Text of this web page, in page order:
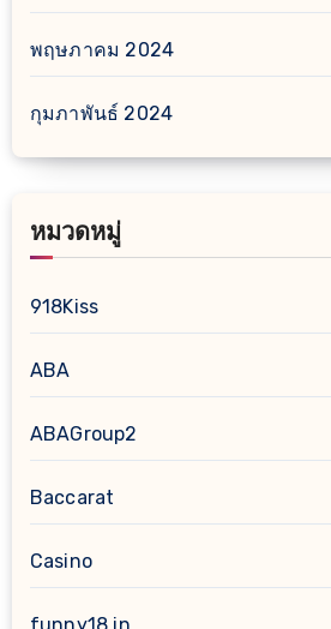
พฤษภาคม 2024
กุมภาพันธ์ 2024
หมวดหมู่
918Kiss
ABA
ABAGroup2
Baccarat
Casino